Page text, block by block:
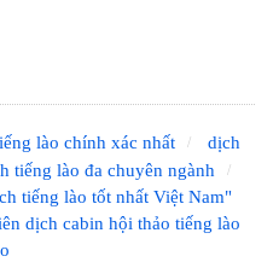
lào chính xác nhất
dịch
tiếng lào đa chuyên ngành
tiếng lào tốt nhất Việt Nam"
dịch cabin hội thảo tiếng lào